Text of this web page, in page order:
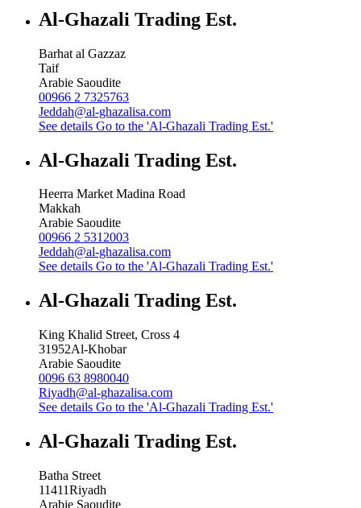
Al-Ghazali Trading Est.
Barhat al Gazzaz
Taif
Arabie Saoudite
00966 2 7325763
Jeddah@al-ghazalisa.com
See details Go to the 'Al-Ghazali Trading Est.'
Al-Ghazali Trading Est.
Heerra Market Madina Road
Makkah
Arabie Saoudite
00966 2 5312003
Jeddah@al-ghazalisa.com
See details Go to the 'Al-Ghazali Trading Est.'
Al-Ghazali Trading Est.
King Khalid Street, Cross 4
31952Al-Khobar
Arabie Saoudite
0096 63 8980040
Riyadh@al-ghazalisa.com
See details Go to the 'Al-Ghazali Trading Est.'
Al-Ghazali Trading Est.
Batha Street
11411Riyadh
Arabie Saoudite